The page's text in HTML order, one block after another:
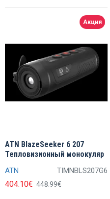
Акция
ATN TIMNBLS207G6
ATN BlazeSeeker 6 207
Тепловизионный монокуляр
404.10€ 448.99€